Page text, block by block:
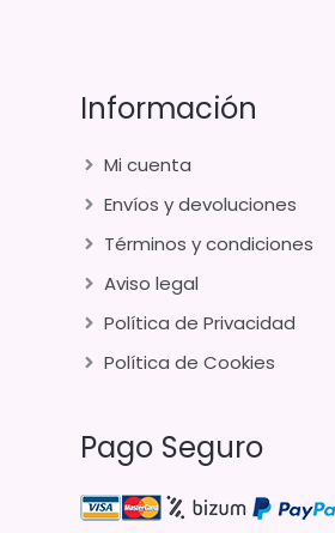
Información
Mi cuenta
Envíos y devoluciones
Términos y condiciones
Aviso legal
Política de Privacidad
Política de Cookies
Pago Seguro